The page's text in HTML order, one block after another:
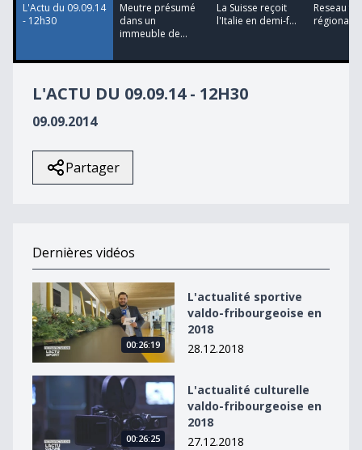
L'Actu du 09.09.14
- 12h30
Meutre présumé
dans un
immeuble de...
La Suisse reçoit
l'Italie en demi-f...
Reseau
régional :
L'ACTU DU 09.09.14 - 12H30
09.09.2014
Partager
Dernières vidéos
L&#039;actualité sportive valdo-fribourgeoise en 2018
00:26:19
L'actualité sportive
valdo-fribourgeoise en
2018
28.12.2018
L&#039;actualité culturelle valdo-fribourgeoise en
00:26:25
L'actualité culturelle
valdo-fribourgeoise en
2018
27.12.2018